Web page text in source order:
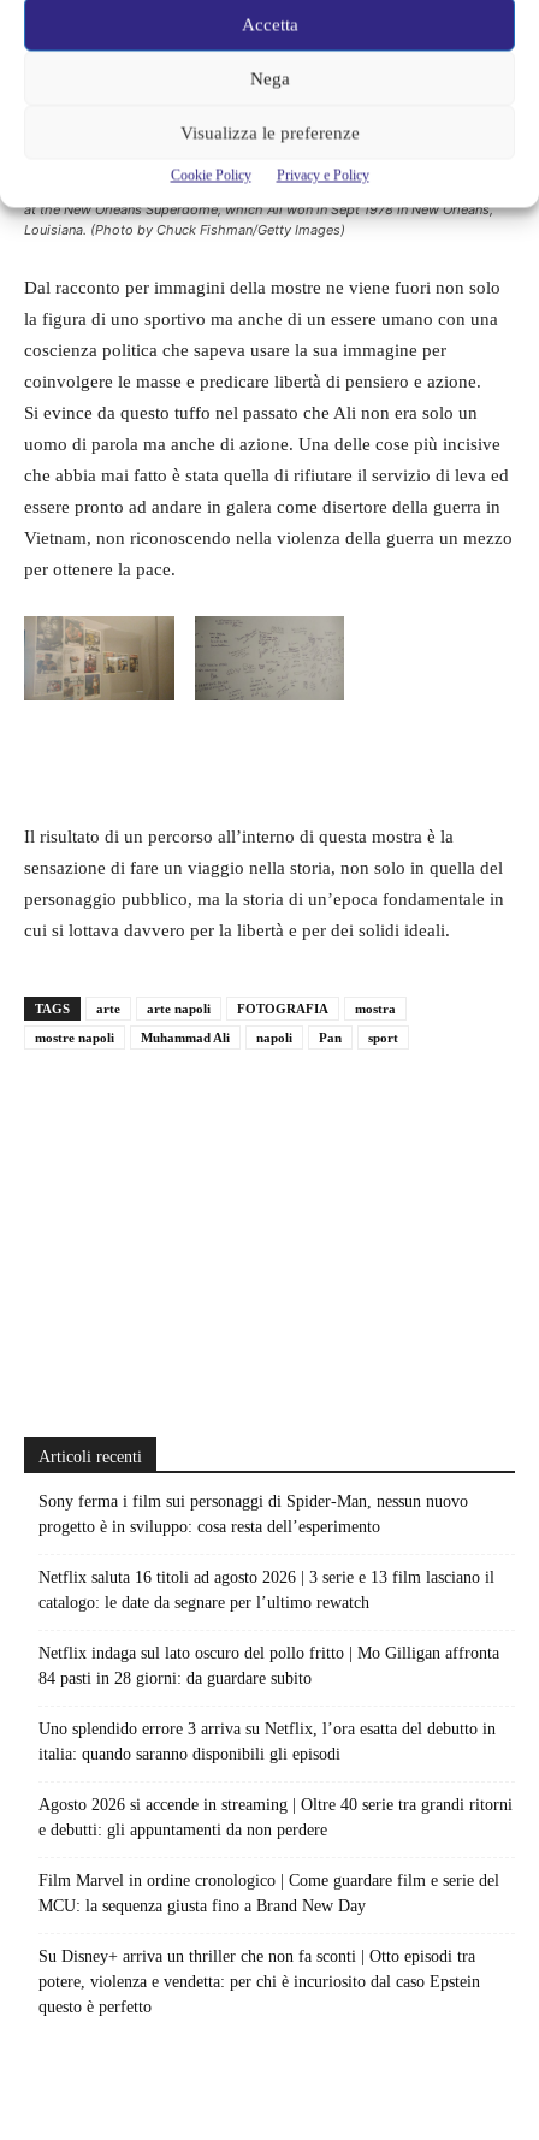
Accetta
Nega
Visualizza le preferenze
Cookie Policy Privacy e Policy
NEW ORLEANS – SEPTEMBER 1978: Muhammad Ali speaks to fans and the
press from a boxing ring before his championship fight against Leon Spinks
at the New Orleans Superdome, which Ali won in Sept 1978 in New Orleans,
Louisiana. (Photo by Chuck Fishman/Getty Images)
Dal racconto per immagini della mostre ne viene fuori non solo
la figura di uno sportivo ma anche di un essere umano con una
coscienza politica che sapeva usare la sua immagine per
coinvolgere le masse e predicare libertà di pensiero e azione.
Si evince da questo tuffo nel passato che Ali non era solo un
uomo di parola ma anche di azione. Una delle cose più incisive
che abbia mai fatto è stata quella di rifiutare il servizio di leva ed
essere pronto ad andare in galera come disertore della guerra in
Vietnam, non riconoscendo nella violenza della guerra un mezzo
per ottenere la pace.
Il risultato di un percorso all’interno di questa mostra è la
sensazione di fare un viaggio nella storia, non solo in quella del
personaggio pubblico, ma la storia di un’epoca fondamentale in
cui si lottava davvero per la libertà e per dei solidi ideali.
TAGS arte arte napoli FOTOGRAFIA
mostra
mostre napoli
Muhammad Ali napoli Pan sport
Articoli recenti
Sony ferma i film sui personaggi di Spider-Man, nessun nuovo
progetto è in sviluppo: cosa resta dell’esperimento
Netflix saluta 16 titoli ad agosto 2026 | 3 serie e 13 film lasciano il
catalogo: le date da segnare per l’ultimo rewatch
Netflix indaga sul lato oscuro del pollo fritto | Mo Gilligan affronta
84 pasti in 28 giorni: da guardare subito
Uno splendido errore 3 arriva su Netflix, l’ora esatta del debutto in
italia: quando saranno disponibili gli episodi
Agosto 2026 si accende in streaming | Oltre 40 serie tra grandi ritorni
e debutti: gli appuntamenti da non perdere
Film Marvel in ordine cronologico | Come guardare film e serie del
MCU: la sequenza giusta fino a Brand New Day
Su Disney+ arriva un thriller che non fa sconti | Otto episodi tra
potere, violenza e vendetta: per chi è incuriosito dal caso Epstein
questo è perfetto